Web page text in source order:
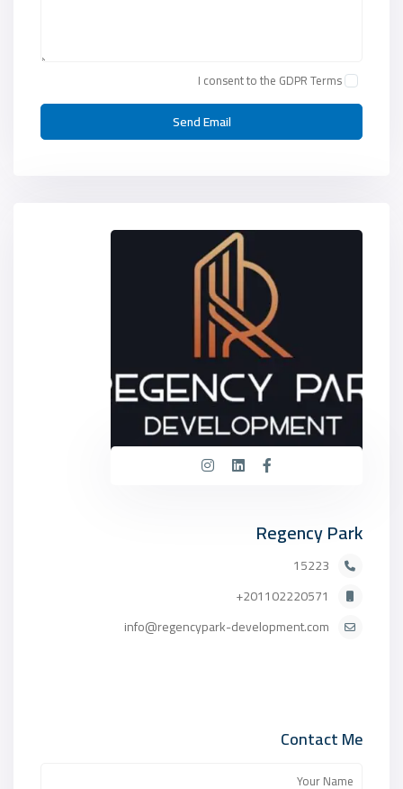
I consent to the GDPR Terms
Regency Park
15223
201102220571+
info@regencypark-development.com
Contact Me